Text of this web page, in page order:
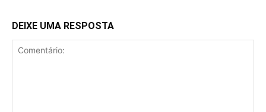
DEIXE UMA RESPOSTA